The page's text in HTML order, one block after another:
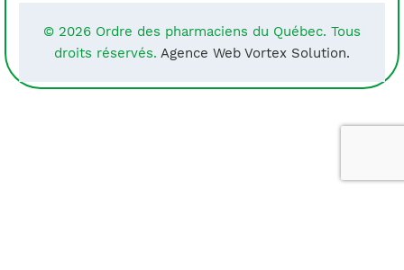
© 2026 Ordre des pharmaciens du Québec. Tous
droits réservés. Agence Web Vortex Solution.